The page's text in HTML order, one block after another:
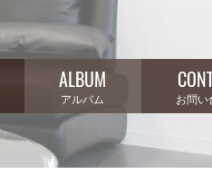
ALBUM
アルバム お問い